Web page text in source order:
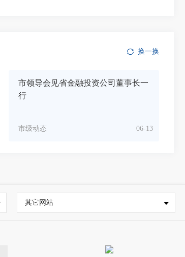
换一换
市领导会见省金融投资公司董事长一
行
06-13
市级动态
其它网站